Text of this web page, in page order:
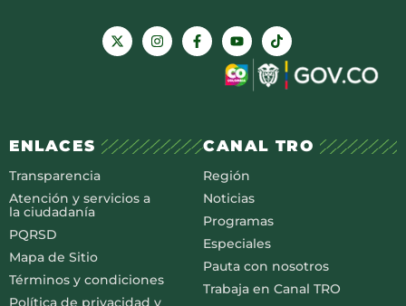
ENLACES
Transparencia
Atención y servicios a
la ciudadanía
PQRSD
Mapa de Sitio
Términos y condiciones
Política de privacidad y
CANAL TRO
Región
Noticias
Programas
Especiales
Pauta con nosotros
Trabaja en Canal TRO